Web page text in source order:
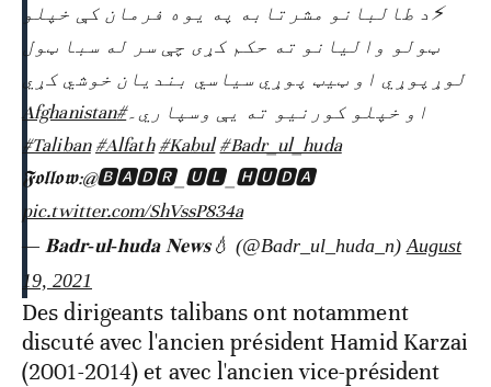
⚡د طالبانو مشرتابه په یوه فرمان کې خپلو
ټولو والیانو ته حکم کړی چې سر له سبا ټول
لوړپوړي او ټیټ پوړي سیاسي بندیان خوشي کړي
او خپلو کورنیو ته یې وسپاري۔#Afghanistan
#Taliban #Alfath #Kabul #Badr_ul_huda
𝕱𝖔𝖑𝖑𝖔𝖜:@🅱🅰🅳🆁_🆄🅻_🅷🆄🅳🅰
pic.twitter.com/ShVssP834a
— 𝐁𝐚𝐝𝐫-𝐮𝐥-𝐡𝐮𝐝𝐚 𝐍𝐞𝐰𝐬💧 (@Badr_ul_huda_n) August
19, 2021
Des dirigeants talibans ont notamment
discuté avec l'ancien président Hamid Karzai
(2001-2014) et avec l'ancien vice-président